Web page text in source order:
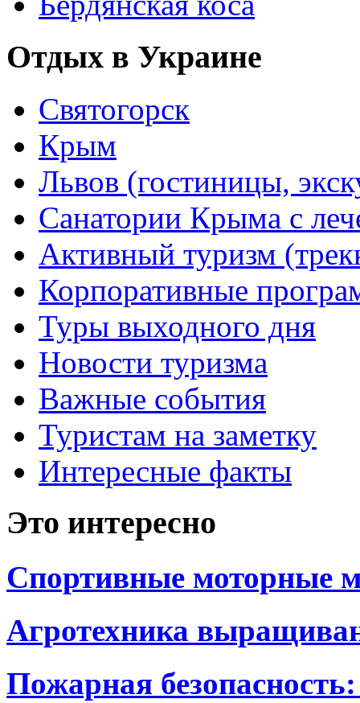
Отдых в Украине
Святогорск
Крым
Львов (гостиницы,
Санатории Крыма с
Активный туризм
Корпоративные
Туры выходного дня
Новости туризма
Важные события
Туристам на заметку
Интересные факты
Это интересно
Спортивные моторные
Агротехника
Пожарная